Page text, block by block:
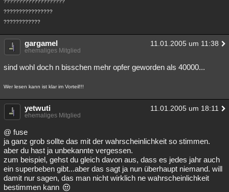
????????????????????
????????????????
????????????
gargamel 11.01.2005 um 11:38
ehemaliges Mitglied
sind wohl doch n bisschen mehr opfer geworden als 40000...
Wer lesen kann ist klar im Vorteil!!!
yetwuti 11.01.2005 um 18:11
ehemaliges Mitglied
@ fuse
ja ganz grob sollte das mit der wahrscheinlichkeit so stimmen.
aber du hast ja unbekannte vergessen.
zum beispiel, gehst du gleich davon aus, dass es jedes jahr auch
ein superbeben gibt...aber das sagt ja nun überhaupt niemand. will
damit nur sagen, das man nicht wirklich ne wahrscheinlichkeit
bestimmen kann